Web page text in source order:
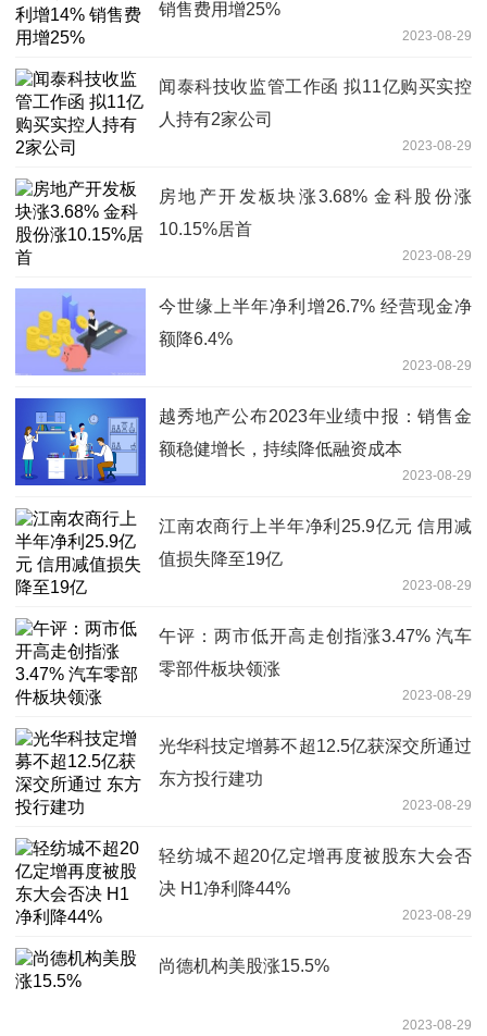
销售费用增25%
2023-08-29
闻泰科技收监管工作函 拟11亿购买实控
人持有2家公司
2023-08-29
房地产开发板块涨3.68% 金科股份涨
10.15%居首
2023-08-29
今世缘上半年净利增26.7% 经营现金净
额降6.4%
2023-08-29
越秀地产公布2023年业绩中报：销售金
额稳健增长，持续降低融资成本
2023-08-29
江南农商行上半年净利25.9亿元 信用减
值损失降至19亿
2023-08-29
午评：两市低开高走创指涨3.47% 汽车
零部件板块领涨
2023-08-29
光华科技定增募不超12.5亿获深交所通过
东方投行建功
2023-08-29
轻纺城不超20亿定增再度被股东大会否
决 H1净利降44%
2023-08-29
尚德机构美股涨15.5%
2023-08-29